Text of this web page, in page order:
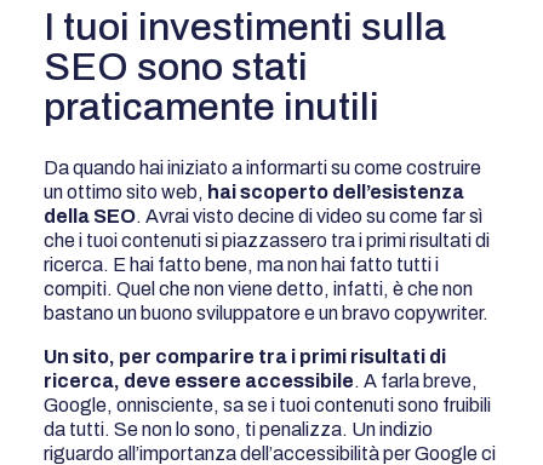
I tuoi investimenti sulla
SEO sono stati
praticamente inutili
Da quando hai iniziato a informarti su come costruire
un ottimo sito web, hai scoperto dell’esistenza
della SEO. Avrai visto decine di video su come far sì
che i tuoi contenuti si piazzassero tra i primi risultati di
ricerca. E hai fatto bene, ma non hai fatto tutti i
compiti. Quel che non viene detto, infatti, è che non
bastano un buono sviluppatore e un bravo copywriter.
Un sito, per comparire tra i primi risultati di
ricerca, deve essere accessibile. A farla breve,
Google, onnisciente, sa se i tuoi contenuti sono fruibili
da tutti. Se non lo sono, ti penalizza. Un indizio
riguardo all’importanza dell’accessibilità per Google ci